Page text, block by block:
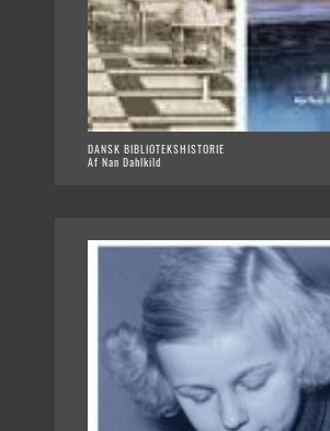
DANSK BIBLIOTEKSHISTORIE
Af Nan Dahlkild